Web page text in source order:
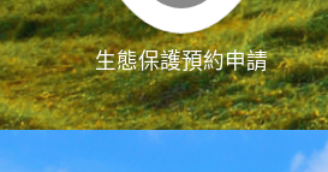
生態保護預約申請